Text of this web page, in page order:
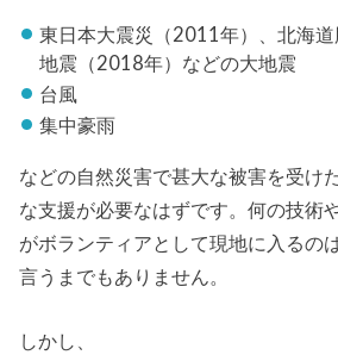
東日本大震災（2011年）、北海
地震（2018年）などの大地震
台風
集中豪雨
などの自然災害で甚大な被害を受け
な支援が必要なはずです。何の技術
がボランティアとして現地に入るの
言うまでもありません。
しかし、